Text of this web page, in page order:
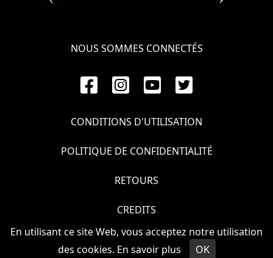
En utilisant ce site Web, vous acceptez notre utilisation
des cookies. En savoir plus OK
NOUS SOMMES CONNECTÉS
CONDITIONS D'UTILISATION
POLITIQUE DE CONFIDENTIALITÉ
RETOURS
CREDITS
© VOIVOD 2026